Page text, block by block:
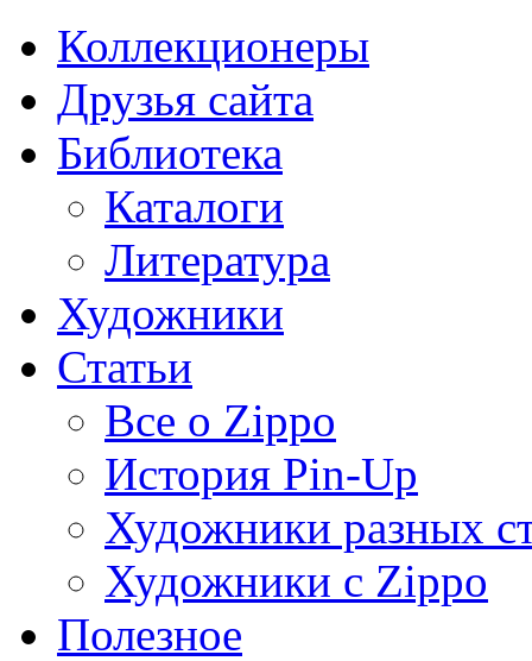
Коллекционеры
Друзья сайта
Библиотека
Каталоги
Литература
Художники
Статьи
Все о Zippo
История Pin-Up
Художники разных
Художники с Zippo
Полезное